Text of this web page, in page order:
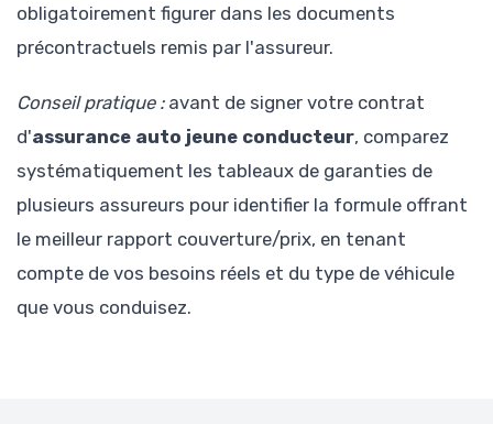
obligatoirement figurer dans les documents
précontractuels remis par l'assureur.
Conseil pratique :avant de signer votre contrat
d'assurance auto jeune conducteur, comparez
systématiquement les tableaux de garanties de
plusieurs assureurs pour identifier la formule offrant
le meilleur rapport couverture/prix, en tenant
compte de vos besoins réels et du type de véhicule
que vous conduisez.